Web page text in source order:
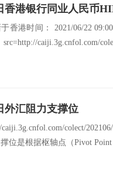
香港银行同业人民币
香港时间： 2021/06/22
src=http://caiji.3g.cnfol.com/
外汇阻力支撑位
caiji.3g.cnfol.com/colect/
位是根据枢轴点（Pivot